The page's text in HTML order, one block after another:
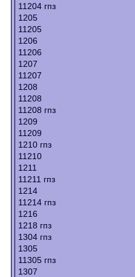
11204 гпз
1205
11205
1206
11206
1207
11207
1208
11208
11208 гпз
1209
11209
1210 гпз
11210
1211
11211 гпз
1214
11214 гпз
1216
1218 гпз
1304 гпз
1305
11305 гпз
1307